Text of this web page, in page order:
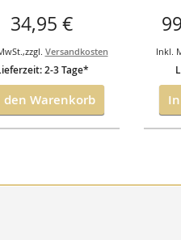
34,95 €
,zzgl. Versandkosten
2-3 Tage*
den Warenkorb
Inkl.